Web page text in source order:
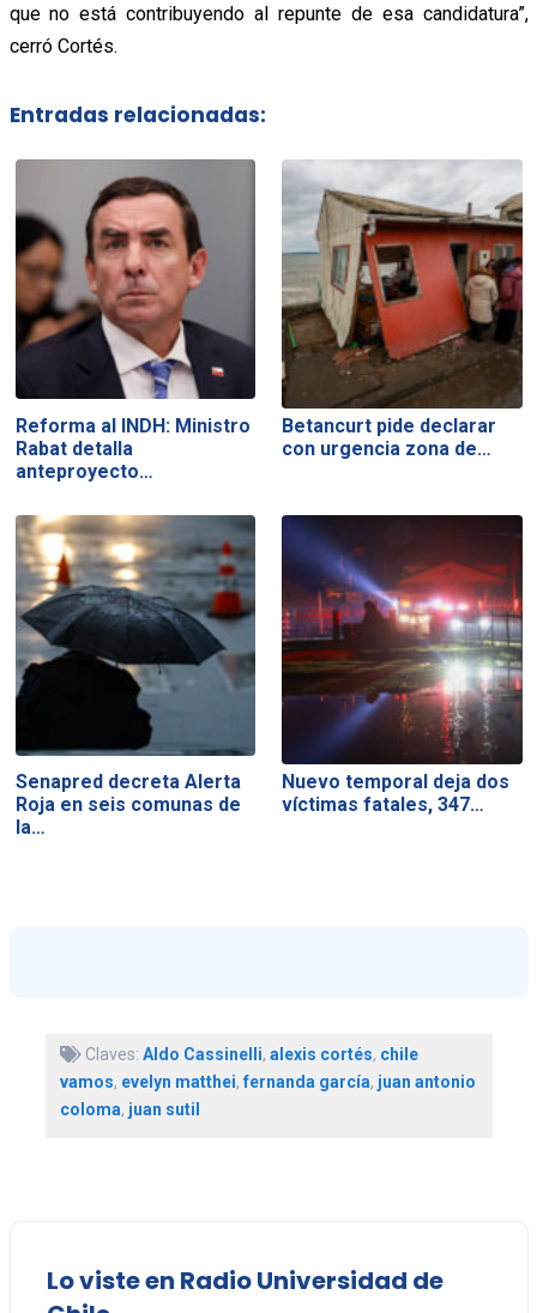
que no está contribuyendo al repunte de esa candidatura”,
cerró Cortés.
Entradas relacionadas:
Reforma al INDH: Ministro
Rabat detalla
anteproyecto…
Betancurt pide declarar
con urgencia zona de…
Senapred decreta Alerta
Roja en seis comunas de
la…
Nuevo temporal deja dos
víctimas fatales, 347…
Claves: Aldo Cassinelli, alexis cortés, chile
vamos, evelyn matthei,fernanda garcía, juan antonio
coloma, juan sutil
Lo viste en Radio Universidad de